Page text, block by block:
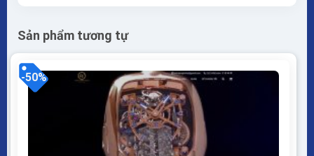
Sản phẩm tương tự
-50%